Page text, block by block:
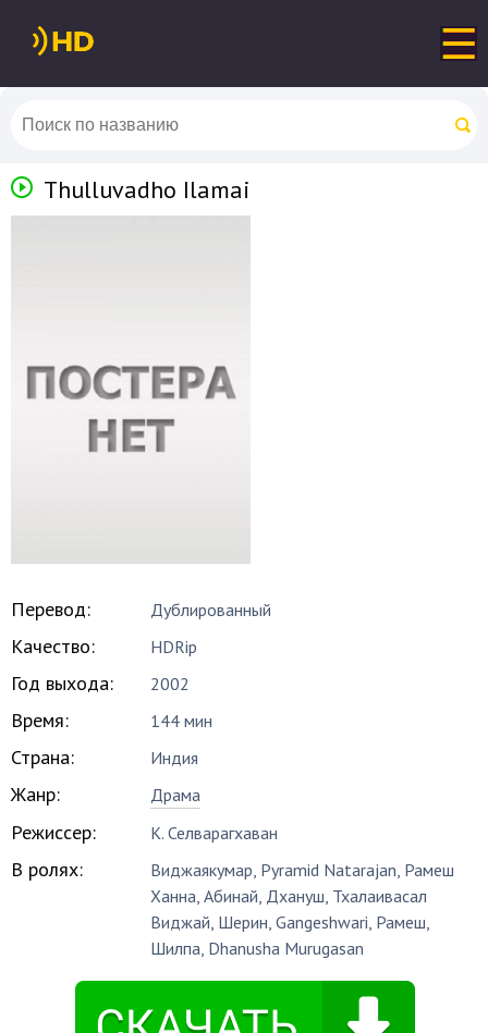
Thulluvadho Ilamai
Перевод: Дублированный
Качество: HDRip
Год выхода: 2002
Время: 144 мин
Страна: Индия
Жанр: Драма
Режиссер: К. Селварагхаван
В ролях: Виджаякумар, Pyramid Natarajan, Рамеш
Ханна,Абинай, Дхануш, Тхалаивасал
Виджай, Шерин,Gangeshwari, Рамеш,
Шилпа, Dhanusha Murugasan